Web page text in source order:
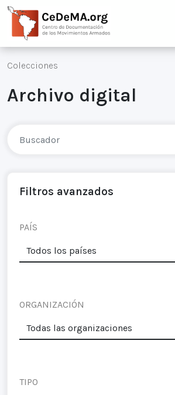
Colecciones
Archivo digital
Filtros avanzados
PAÍS
ORGANIZACIÓN
TIPO